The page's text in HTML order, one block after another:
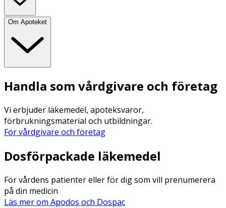
Om Apoteket
Handla som vårdgivare och företag
Vi erbjuder läkemedel, apoteksvaror,
förbrukningsmaterial och utbildningar.
För vårdgivare och företag
Dosförpackade läkemedel
För vårdens patienter eller för dig som vill prenumerera
på din medicin
Läs mer om Apodos och Dospac